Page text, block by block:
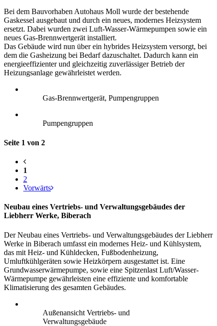
Bei dem Bauvorhaben Autohaus Moll wurde der bestehende
Gaskessel ausgebaut und durch ein neues, modernes Heizsystem
ersetzt. Dabei wurden zwei Luft-Wasser-Wärmepumpen sowie ein
neues Gas-Brennwertgerät installiert.
Das Gebäude wird nun über ein hybrides Heizsystem versorgt, bei
dem die Gasheizung bei Bedarf dazuschaltet. Dadurch kann ein
energieeffizienter und gleichzeitig zuverlässiger Betrieb der
Heizungsanlage gewährleistet werden.
Gas-Brennwertgerät, Pumpengruppen
Pumpengruppen
Seite 1 von 2
1
2
Vorwärts
Neubau eines Vertriebs- und Verwaltungsgebäudes der
Liebherr Werke, Biberach
Der Neubau eines Vertriebs- und Verwaltungsgebäudes der Liebherr
Werke in Biberach umfasst ein modernes Heiz- und Kühlsystem,
das mit Heiz- und Kühldecken, Fußbodenheizung,
Umluftkühlgeräten sowie Heizkörpern ausgestattet ist. Eine
Grundwasserwärmepumpe, sowie eine Spitzenlast Luft/Wasser-
Wärmepumpe gewährleisten eine effiziente und komfortable
Klimatisierung des gesamten Gebäudes.
Außenansicht Vertriebs- und
Verwaltungsgebäude